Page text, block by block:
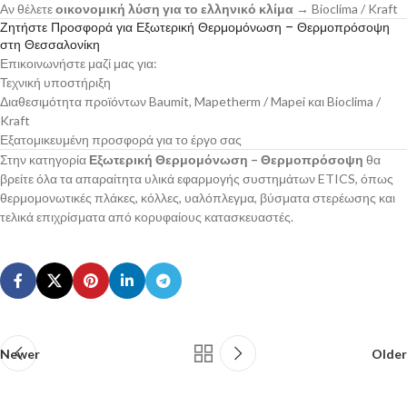
Αν θέλετεοικονομική λύση για το ελληνικό κλίμα → Bioclima / Kraft
Ζητήστε Προσφορά για Εξωτερική Θερμομόνωση – Θερμοπρόσοψη
στη Θεσσαλονίκη
Επικοινωνήστε μαζί μας για:
Τεχνική υποστήριξη
Διαθεσιμότητα προϊόντων Baumit, Mapetherm / Mapei και Bioclima /
Kraft
Εξατομικευμένη προσφορά για το έργο σας
Στην κατηγορία Εξωτερική Θερμομόνωση – Θερμοπρόσοψη θα
βρείτε όλα τα απαραίτητα υλικά εφαρμογής συστημάτων ETICS, όπως
θερμομονωτικές πλάκες, κόλλες, υαλόπλεγμα, βύσματα στερέωσης και
τελικά επιχρίσματα από κορυφαίους κατασκευαστές.
Newer Older